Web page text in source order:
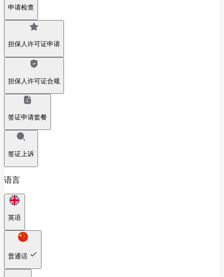
申请检查
担保人许可证申请
担保人许可证合规
签证申请套餐
签证上诉
语言
英语
普通话